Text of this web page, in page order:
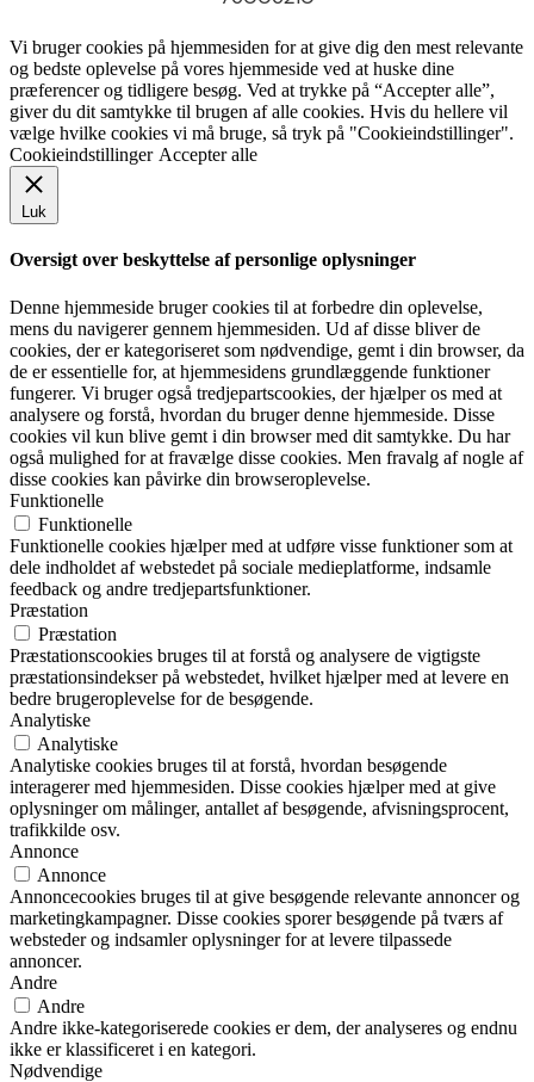
Vi bruger cookies på hjemmesiden for at give dig den mest relevante
og bedste oplevelse på vores hjemmeside ved at huske dine
præferencer og tidligere besøg. Ved at trykke på “Accepter alle”,
giver du dit samtykke til brugen af alle cookies. Hvis du hellere vil
vælge hvilke cookies vi må bruge, så tryk på "Cookieindstillinger".
Cookieindstillinger Accepter alle
Luk
Oversigt over beskyttelse af personlige oplysninger
Denne hjemmeside bruger cookies til at forbedre din oplevelse,
mens du navigerer gennem hjemmesiden. Ud af disse bliver de
cookies, der er kategoriseret som nødvendige, gemt i din browser, da
de er essentielle for, at hjemmesidens grundlæggende funktioner
fungerer. Vi bruger også tredjepartscookies, der hjælper os med at
analysere og forstå, hvordan du bruger denne hjemmeside. Disse
cookies vil kun blive gemt i din browser med dit samtykke. Du har
også mulighed for at fravælge disse cookies. Men fravalg af nogle af
disse cookies kan påvirke din browseroplevelse.
Funktionelle
Funktionelle
Funktionelle cookies hjælper med at udføre visse funktioner som at
dele indholdet af webstedet på sociale medieplatforme, indsamle
feedback og andre tredjepartsfunktioner.
Præstation
Præstation
Præstationscookies bruges til at forstå og analysere de vigtigste
præstationsindekser på webstedet, hvilket hjælper med at levere en
bedre brugeroplevelse for de besøgende.
Analytiske
Analytiske
Analytiske cookies bruges til at forstå, hvordan besøgende
interagerer med hjemmesiden. Disse cookies hjælper med at give
oplysninger om målinger, antallet af besøgende, afvisningsprocent,
trafikkilde osv.
Annonce
Annonce
Annoncecookies bruges til at give besøgende relevante annoncer og
marketingkampagner. Disse cookies sporer besøgende på tværs af
websteder og indsamler oplysninger for at levere tilpassede
annoncer.
Andre
Andre
Andre ikke-kategoriserede cookies er dem, der analyseres og endnu
ikke er klassificeret i en kategori.
Nødvendige